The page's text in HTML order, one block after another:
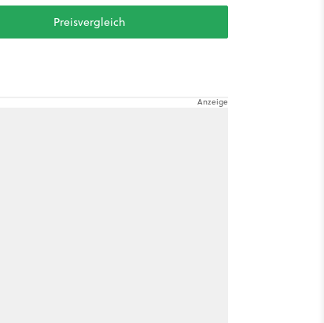
Preisvergleich